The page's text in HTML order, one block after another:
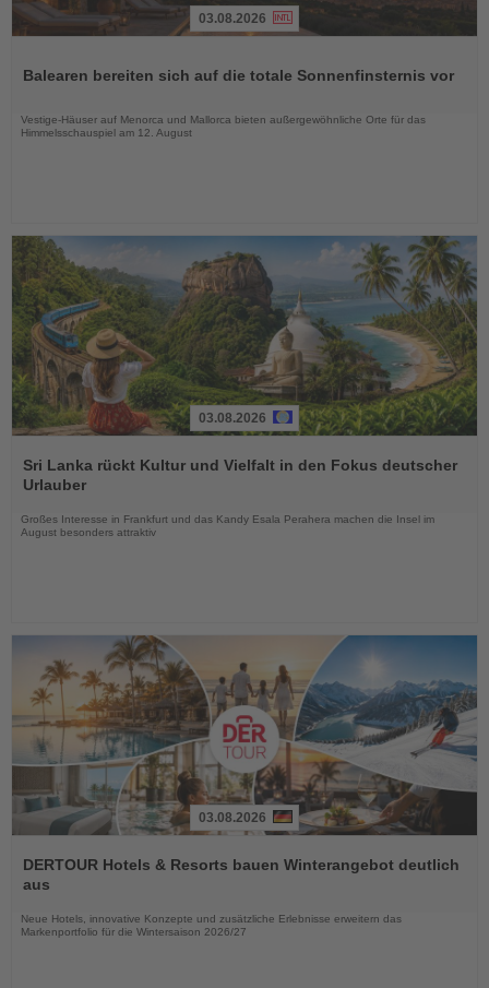
die
03.08.2026
Balearen bereiten sich auf die totale Sonnenfinsternis vor
Vestige-Häuser auf Menorca und Mallorca bieten außergewöhnliche Orte für das
Himmelsschauspiel am 12. August
Sie
die
03.08.2026
Sri Lanka rückt Kultur und Vielfalt in den Fokus deutscher
Urlauber
Großes Interesse in Frankfurt und das Kandy Esala Perahera machen die Insel im
August besonders attraktiv
Sie
die
03.08.2026
DERTOUR Hotels & Resorts bauen Winterangebot deutlich
aus
Neue Hotels, innovative Konzepte und zusätzliche Erlebnisse erweitern das
Markenportfolio für die Wintersaison 2026/27